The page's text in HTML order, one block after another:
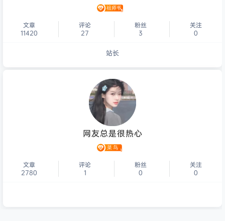
文章
11420
评论
27
粉丝
3
关注
0
站长
个人主页
网友总是很热心
文章
2780
评论
1
粉丝
0
关注
0